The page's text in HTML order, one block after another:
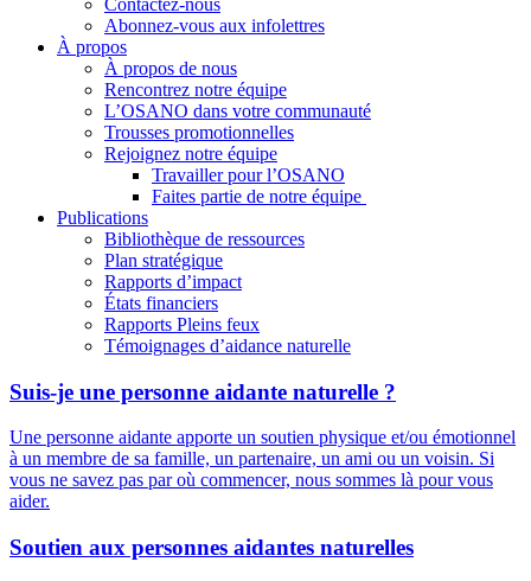
Contactez-nous
Abonnez-vous aux infolettres
À propos
À propos de nous
Rencontrez notre équipe
L’OSANO dans votre communauté
Trousses promotionnelles
Rejoignez notre équipe
Travailler pour l’OSANO
Faites partie de notre équipe
Publications
Bibliothèque de ressources
Plan stratégique
Rapports d’impact
États financiers
Rapports Pleins feux
Témoignages d’aidance naturelle
Suis-je une personne aidante naturelle ?
Une personne aidante apporte un soutien physique et/ou émotionnel
à un membre de sa famille, un partenaire, un ami ou un voisin. Si
vous ne savez pas par où commencer, nous sommes là pour vous
aider.
Soutien aux personnes aidantes naturelles